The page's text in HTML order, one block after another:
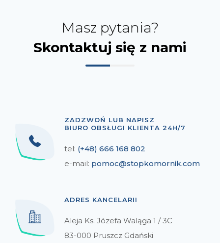
Masz pytania?
Skontaktuj się z nami
ZADZWOŃ LUB NAPISZ
BIURO OBSŁUGI KLIENTA 24H/7
tel: (+48) 666 168 802
e-mail: pomoc@stopkomornik.com
ADRES KANCELARII
Aleja Ks. Józefa Waląga 1 / 3C
83-000 Pruszcz Gdański